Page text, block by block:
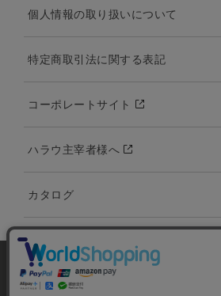
個人情報の取り扱いについて
特定商取引法に関する表記
コーポレートサイト
ハラウ主宰者様へ
カタログ
Copyright:©2000-2020 Amina Collection
当サイトではユーザーの利便性向上やサ
善のためにCookieを使用しています。